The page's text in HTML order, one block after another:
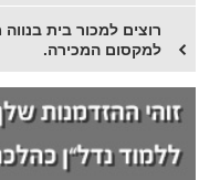
רוצים למכור בית בנווה
למקסום המכירה.